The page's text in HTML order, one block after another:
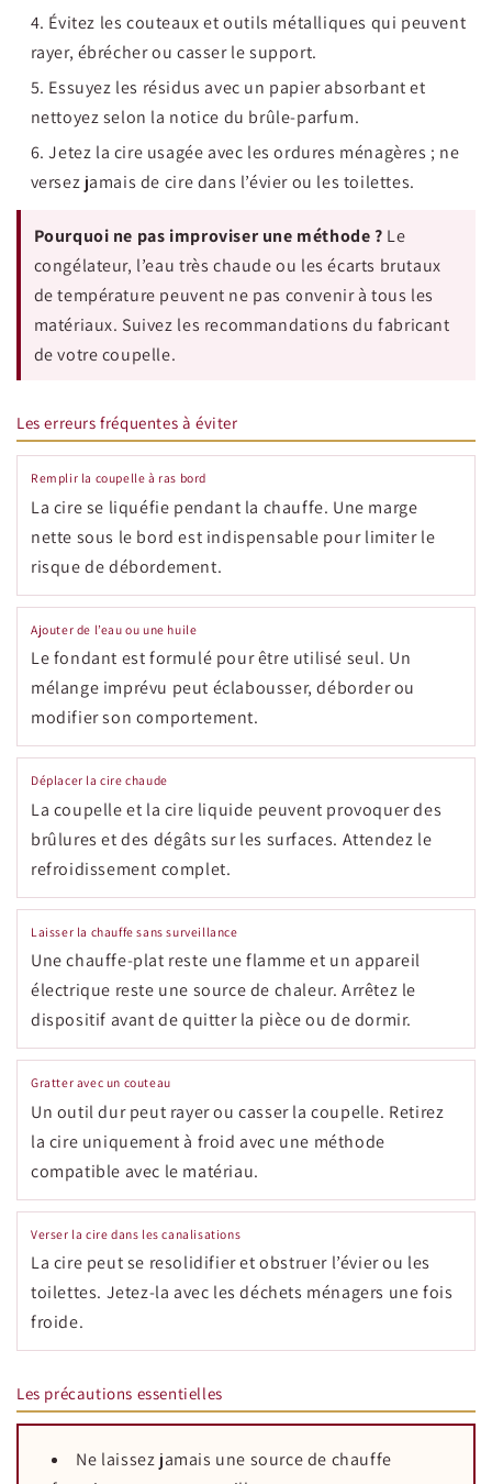
Évitez les couteaux et outils métalliques qui peuvent
rayer, ébrécher ou casser le support.
Essuyez les résidus avec un papier absorbant et
nettoyez selon la notice du brûle-parfum.
Jetez la cire usagée avec les ordures ménagères ; ne
versez jamais de cire dans l’évier ou les toilettes.
Pourquoi ne pas improviser une méthode ? Le
congélateur, l’eau très chaude ou les écarts brutaux
de température peuvent ne pas convenir à tous les
matériaux. Suivez les recommandations du fabricant
de votre coupelle.
Les erreurs fréquentes à éviter
Remplir la coupelle à ras bord
La cire se liquéfie pendant la chauffe. Une marge
nette sous le bord est indispensable pour limiter le
risque de débordement.
Ajouter de l’eau ou une huile
Le fondant est formulé pour être utilisé seul. Un
mélange imprévu peut éclabousser, déborder ou
modifier son comportement.
Déplacer la cire chaude
La coupelle et la cire liquide peuvent provoquer des
brûlures et des dégâts sur les surfaces. Attendez le
refroidissement complet.
Laisser la chauffe sans surveillance
Une chauffe-plat reste une flamme et un appareil
électrique reste une source de chaleur. Arrêtez le
dispositif avant de quitter la pièce ou de dormir.
Gratter avec un couteau
Un outil dur peut rayer ou casser la coupelle. Retirez
la cire uniquement à froid avec une méthode
compatible avec le matériau.
Verser la cire dans les canalisations
La cire peut se resolidifier et obstruer l’évier ou les
toilettes. Jetez-la avec les déchets ménagers une fois
froide.
Les précautions essentielles
Ne laissez jamais une source de chauffe